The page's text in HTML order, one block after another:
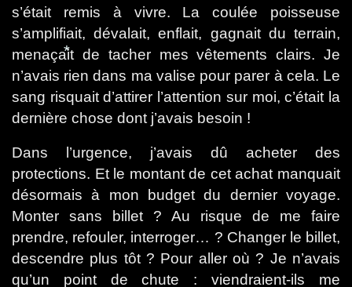
*
s’était remis à vivre. La coulée poisseuse
s’amplifiait, dévalait, enflait, gagnait du terrain,
menaçait de tacher mes vêtements clairs. Je
n’avais rien dans ma valise pour parer à cela. Le
sang risquait d’attirer l’attention sur moi, c’était la
dernière chose dont j’avais besoin !
Dans l’urgence, j’avais dû acheter des
protections. Et le montant de cet achat manquait
désormais à mon budget du dernier voyage.
Monter sans billet ? Au risque de me faire
prendre, refouler, interroger… ? Changer le billet,
descendre plus tôt ? Pour aller où ? Je n’avais
qu’un point de chute : viendraient-ils me